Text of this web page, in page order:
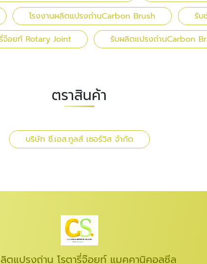
โรงงานผลิตแปรงถ่านCarbon Brush
รับ
รี่จ๊อยท์ Rotary Joint
รับผลิตแปรงถ่านCarbon
ตราสินค้า
บริษัท ซี.เอส.ทูลส์ เซอร์วิส จำกัด
ตแปรงถ่าน โรตารี่จ๊อยท์ แมคคานิคอลซีล